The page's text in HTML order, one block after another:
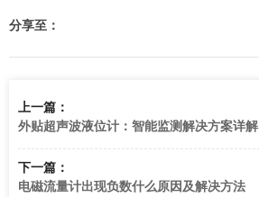
分享至：
上一篇：
外贴超声波液位计：智能监测解决方案详解
下一篇：
电磁流量计出现负数什么原因及解决方法